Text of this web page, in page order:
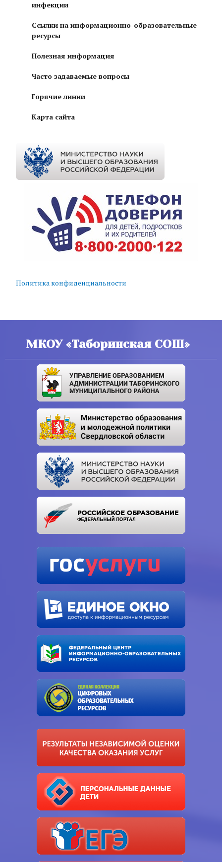
инфекции
Ссылки на информационно-образовательные
ресурсы
Полезная информация
Часто задаваемые вопросы
Горячие линии
Карта сайта
Политика конфиденциальности
МКОУ «Таборинская СОШ»